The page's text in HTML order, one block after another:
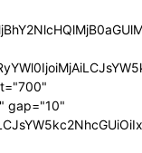
gap="10"